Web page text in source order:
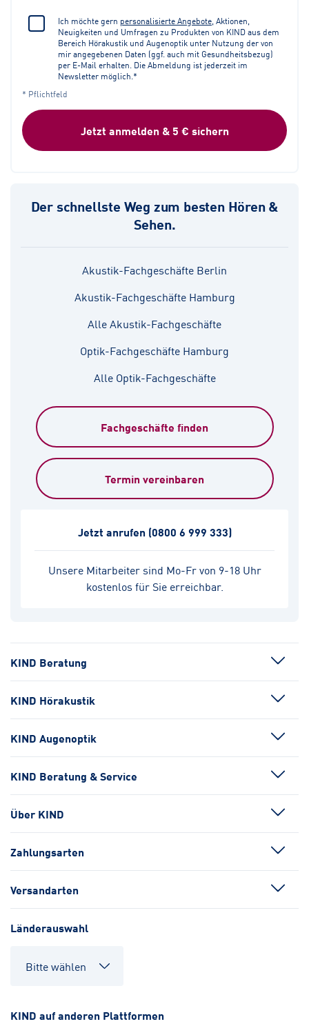
Ich möchte gern personalisierte Angebote , Aktionen,
Neuigkeiten und Umfragen zu Produkten von KIND aus dem
Bereich Hörakustik und Augenoptik unter Nutzung der von
mir angegebenen Daten (ggf. auch mit Gesundheitsbezug)
per E-Mail erhalten. Die Abmeldung ist jederzeit im
Newsletter möglich.*
* Pflichtfeld
Jetzt anmelden & 5 € sichern
Der schnellste Weg zum besten Hören &
Sehen.
Akustik-Fachgeschäfte Berlin
Akustik-Fachgeschäfte Hamburg
Alle Akustik-Fachgeschäfte
Optik-Fachgeschäfte Hamburg
Alle Optik-Fachgeschäfte
Fachgeschäfte finden
Termin vereinbaren
Unsere Mitarbeiter sind Mo-Fr von 9-18 Uhr
kostenlos für Sie erreichbar.
Jetzt anrufen (0800 6 999 333)
KIND Beratung
KIND Hörakustik
KIND Augenoptik
KIND Beratung & Service
Über KIND
Zahlungsarten
Versandarten
Länderauswahl
KIND auf anderen Plattformen